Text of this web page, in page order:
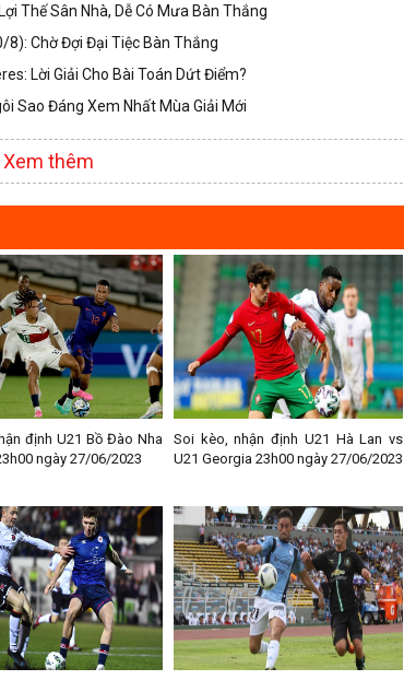
Thế Sân Nhà, Dễ Có Mưa Bàn Thắng
8): Chờ Đợi Đại Tiệc Bàn Thắng
Lời Giải Cho Bài Toán Dứt Điểm?
Sao Đáng Xem Nhất Mùa Giải Mới
Xem thêm
định U21 Bồ Đào Nha
ngày 27/06/2023
Soi kèo, nhận định U21 Hà Lan vs
U21 Georgia 23h00 ngày 27/06/2023